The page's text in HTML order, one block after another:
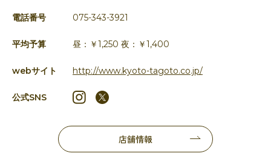
電話番号 075-343-3921
平均予算 昼：￥1,250 夜：￥1,400
webサイト http://www.kyoto-tagoto.co.jp/
公式SNS
店舗情報